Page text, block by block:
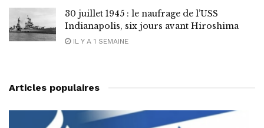
30 juillet 1945 : le naufrage de l’USS
Indianapolis, six jours avant Hiroshima
IL Y A 1 SEMAINE
Articles populaires